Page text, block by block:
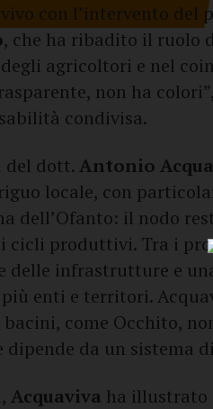
con l’intervento del
, che ha ribadito il ruolo
agricoltori e nel
non ha
condivisa.
del dott.Antonio
locale, con
dell’Ofanto: il nodo
cicli produttivi. Tra i
delle infrastrutture e
enti e territori.
come Occhito,
da un sistema
Acquaviva ha illustrato